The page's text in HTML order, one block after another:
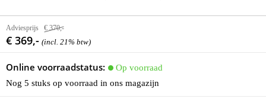
Adviesprijs € 370,-
€ 369,- (incl. 21% btw)
Online voorraadstatus:
Op voorraad
Nog 5 stuks op voorraad in ons magazijn